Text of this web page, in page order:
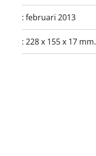
: februari 2013
: 228 x 155 x 17 mm.